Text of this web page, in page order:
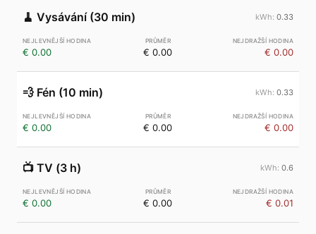
🧹 Vysávání (30 min) 0.33
€ 0.00 € 0.00 € 0.00
💨 Fén (10 min) 0.33
€ 0.00 € 0.00 € 0.00
📺 TV (3 h) 0.6
€ 0.00 € 0.00 € 0.01